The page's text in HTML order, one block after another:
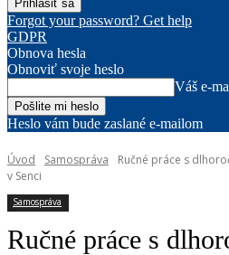
Forgot your password? Get help
GDPR
Obnova hesla
Obnoviť svoje heslo
Váš e-
Heslo vám bude zaslané e-mailom
Úvod Samospráva
Ručné práce s
v Senci
Samospráva
Ručné práce s